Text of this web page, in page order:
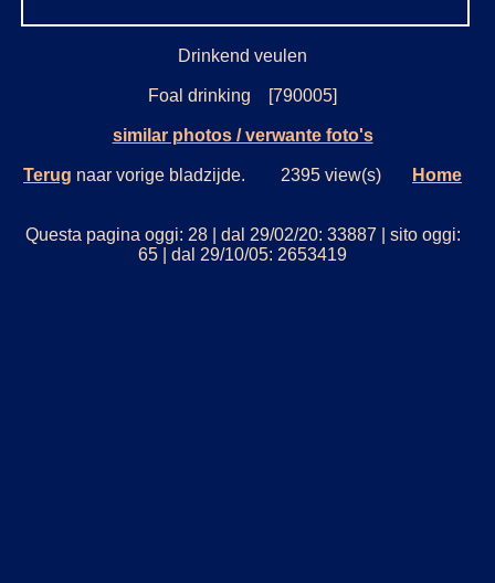
Drinkend veulen
Foal drinking [790005]
similar photos / verwante foto's
Terug naar vorige bladzijde. 2395 view(s) Home
Questa pagina oggi: 28 | dal 29/02/20: 33887 | sito oggi:
65 | dal 29/10/05: 2653419